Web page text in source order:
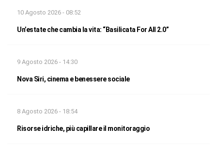
10 Agosto 2026 - 08:52
Un’estate che cambia la vita: “Basilicata For All 2.0”
9 Agosto 2026 - 14:30
Nova Siri, cinema e benessere sociale
8 Agosto 2026 - 18:54
Risorse idriche, più capillare il monitoraggio